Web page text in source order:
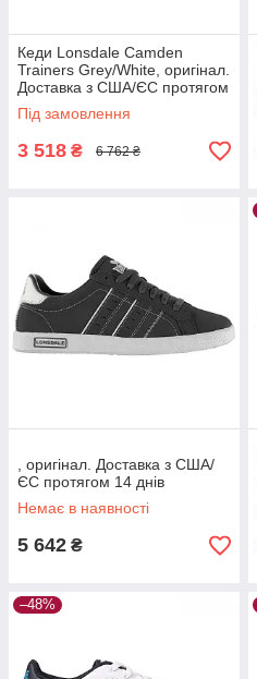
Кеди Lonsdale Camden
Trainers Grey/White, оригінал.
Доставка з США/ЄС протягом
14 днів
Під замовлення
3 518 ₴ 6 762 ₴
, оригінал. Доставка з США/
ЄС протягом 14 днів
Немає в наявності
5 642 ₴
–48%